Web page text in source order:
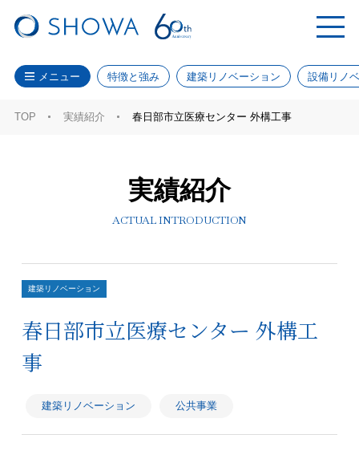
メニュー 特徴と強み 建築リノベーション 設備リノ
TOP 実績紹介 春日部市立医療センター 外構工事
実績紹介
ACTUAL INTRODUCTION
建築リノベーション
春日部市立医療センター 外構工
事
建築リノベーション 公共事業